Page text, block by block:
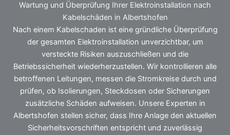
Wartung und Überprüfung Ihrer Elektroinstallation nach
Kabelschäden in Albertshofen
Nach einem Kabelschaden ist eine gründliche Überprüfung
der gesamten Elektroinstallation unverzichtbar, um
versteckte Risiken auszuschließen und die
Betriebssicherheit wiederherzustellen. Wir kontrollieren alle
betroffenen Leitungen, messen die Stromkreise durch und
prüfen, ob Isolierungen, Steckdosen oder Sicherungen
zusätzliche Schäden aufweisen. Unsere Experten in
Albertshofen stellen sicher, dass Ihre Anlage den aktuellen
Sicherheitsvorschriften entspricht und zuverlässig